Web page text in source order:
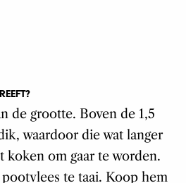
de grootte. Boven de 1,5
waardoor die wat langer
koken om gaar te worden.
te taai. Koop hem